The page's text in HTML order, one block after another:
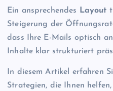
Ein ansprechendes Layout
Steigerung der
dass Ihre E-Mails optisch
Inhalte klar strukturiert
In diesem Artikel erfahren
Strategien, die Ihnen